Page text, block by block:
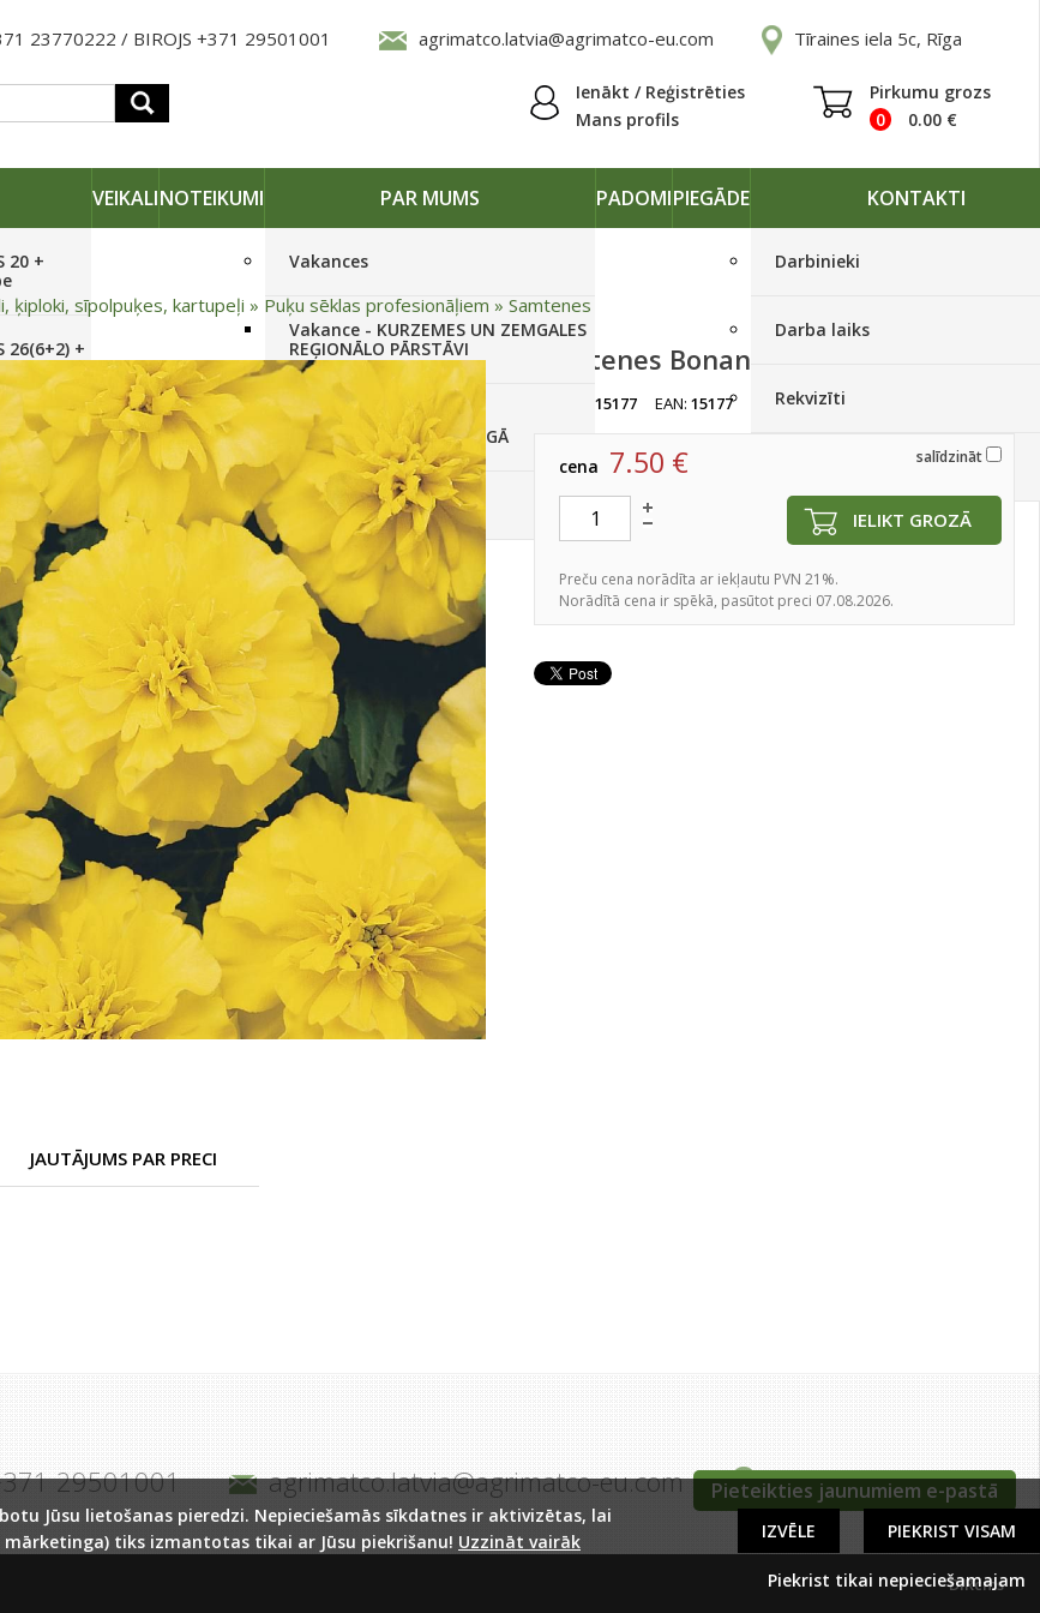
23770222 / BIROJS +371 29501001 agrimatco.latvia@agrimatco-eu.com Tīraines iela 5c, Rīga
Ienākt / Reģistrēties
Mans profils
Pirkumu grozs
0
0.00 €
20 +
26(6+2) +
+
26 HST +
26 HST +
VEIKALINOTEIKUMI PAR MUMS
Vakances
Vakance - KURZEMES UN ZEMGALES
REĢIONĀLO PĀRSTĀVI
Vakance - NOLIKTAVAS
STRĀDNIEKU VEIKALĀ RĪGĀ
Pieteikties jaunumiem
PADOMIPIEGĀDE KONTAKTI
Darbinieki
Darba laiks
Rekvizīti
ķiploki, sīpolpuķes, kartupeļi » Puķu sēklas profesionāļiem » Samtenes
Samtenes Bonanza Yellow 500 s(MS)
artikuls:15177 EAN:15177
salīdzināt
cena 7.50 €
IELIKT GROZĀ
Preču cena norādīta ar iekļautu PVN 21%.
Norādītā cena ir spēkā, pasūtot preci 07.08.2026.
JAUTĀJUMS PAR PRECI
Pieteikties jaunumiem e-pastā
29501001 agrimatco.latvia@agrimatco-eu.com Tīraines iela 5c, Rīga
DIRcms
Jūsu lietošanas pieredzi. Nepieciešamās sīkdatnes ir aktivizētas, lai
tiks izmantotas tikai ar Jūsu piekrišanu! Uzzināt vairāk PIEKRIST VISAM
IZVĒLE
Piekrist tikai nepieciešamajam